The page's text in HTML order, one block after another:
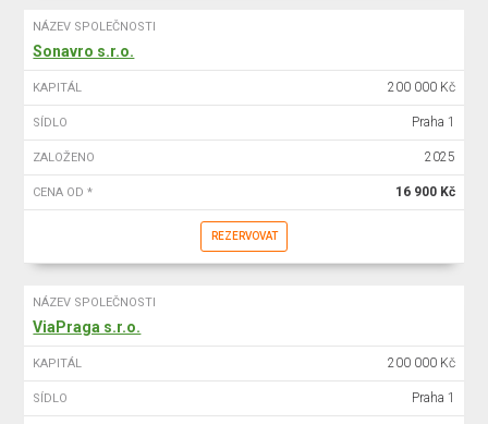
NÁZEV SPOLEČNOSTI
Sonavro s.r.o.
KAPITÁL 200 000 Kč
SÍDLO Praha 1
ZALOŽENO 2025
CENA OD * 16 900 Kč
REZERVOVAT
NÁZEV SPOLEČNOSTI
ViaPraga s.r.o.
KAPITÁL 200 000 Kč
SÍDLO Praha 1